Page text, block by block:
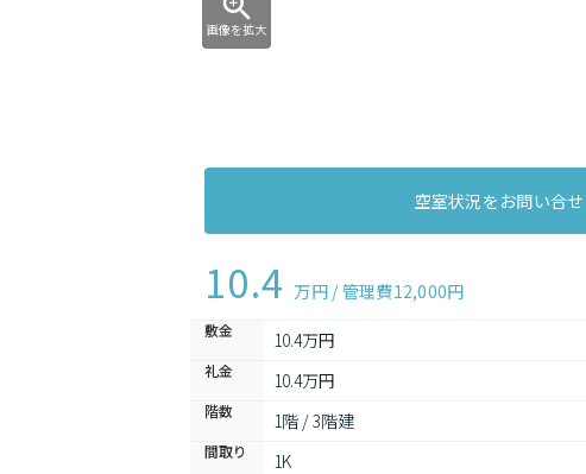
画像を拡大
空室状況をお問い合せ
10.4 万円 / 管理費12,000円
敷金 10.4万円
礼金 10.4万円
階数 1階 / 3階建
間取り 1K